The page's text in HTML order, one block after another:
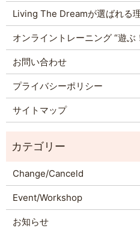
Living The Dreamが選ばれる
オンライントレーニング “遊
お問い合わせ
プライバシーポリシー
サイトマップ
Change/Canceld
Event/Workshop
お知らせ